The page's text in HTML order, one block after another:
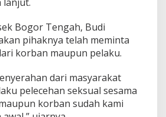
Bogor Tengah, Budi
pihaknya telah meminta
korban maupun pelaku.
dari masyarakat
pelecehan seksual sesama
korban sudah kami